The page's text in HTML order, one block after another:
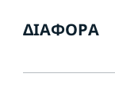
ΔΙΆΦΟΡΑ